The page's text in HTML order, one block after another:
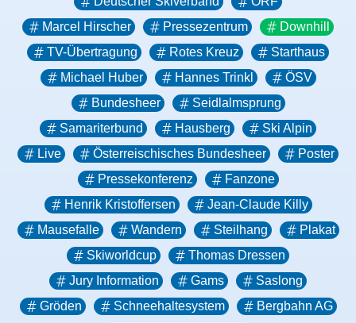
Marcel Hirscher
Pressezentrum
Downhill
TV-Übertragung
Rotes Kreuz
Starthaus
Michael Huber
Hannes Trinkl
ÖSV
Bundesheer
Seidlalmsprung
Samariterbund
Hausberg
Ski Alpin
Live
Österreischisches Bundesheer
Poster
Pressekonferenz
Fanzone
Henrik Kristoffersen
Jean-Claude Killy
Mausefalle
Wandern Steilhang
Plakat
Skiworldcup
Thomas Dressen
Jury Information
Gams
Saslong
Gröden
Schneehaltesystem
Bergbahn AG